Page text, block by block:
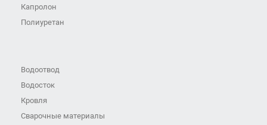
Капролон
Полиуретан
Водоотвод
Водосток
Кровля
Сварочные материалы